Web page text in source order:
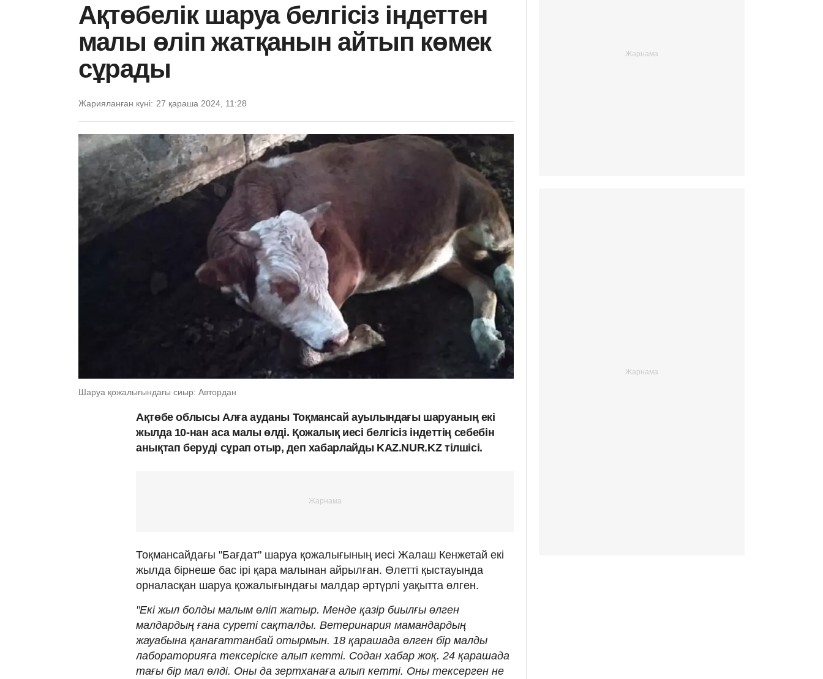
Ақтөбелік шаруа белгісіз індеттен
малы өліп жатқанын айтып көмек
сұрады
Жарияланған күні: 27 қараша 2024, 11:28
Шаруа қожалығындағы сиыр: Автордан
Ақтөбе облысы Алға ауданы Тоқмансай ауылындағы шаруаның екі
жылда 10-нан аса малы өлді. Қожалық иесі белгісіз індеттің себебін
анықтап беруді сұрап отыр, деп хабарлайды KAZ.NUR.KZ тілшісі.
Тоқмансайдағы "Бағдат" шаруа қожалығының иесі Жалаш Кенжетай екі
жылда бірнеше бас ірі қара малынан айрылған. Өлетті қыстауында
орналасқан шаруа қожалығындағы малдар әртүрлі уақытта өлген.
"Екі жыл болды малым өліп жатыр. Менде қазір биылғы өлген
малдардың ғана суреті сақталды. Ветеринария мамандардың
жауабына қанағаттанбай отырмын. 18 қарашада өлген бір малды
лабораторияға тексеріске алып кетті. Содан хабар жоқ. 24 қарашада
тағы бір мал өлді. Оны да зертханаға алып кетті. Оны тексерген не